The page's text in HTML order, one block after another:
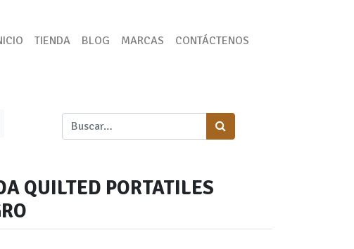
TIENDA BLOG MARCAS CONTÁCTENOS
QUILTED PORTATILES